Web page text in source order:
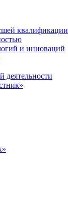
квалификации
и инноваций
деятельности